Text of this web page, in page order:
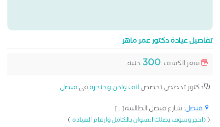
تفاصيل عيادة دكتور عمر ماهر
سعر الكشف:300 جنيه
دكتور تخصص تخصصانف واذن وحنجرةفيفيصل
فيصل: شارع فيصل الطالبيه[...]
((احجز وسوف يصلك العنوان بالكامل وارقام العيادة)